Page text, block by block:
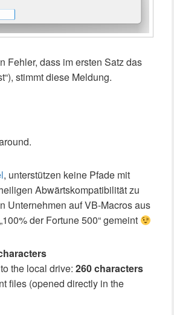
Fehler, dass im ersten Satz das
stimmt diese Meldung.
, unterstützen keine Pfade mit
Abwärtskompatibilität zu
Unternehmen auf VB-Macros aus
der Fortune 500“ gemeint
the local drive: 260 characters
files (opened directly in the